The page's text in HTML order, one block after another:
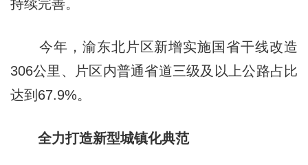
持续完善。
今年，渝东北片区新增实施国省干线改造
306公里、片区内普通省道三级及以上公路占比
达到67.9%。
全力打造新型城镇化典范